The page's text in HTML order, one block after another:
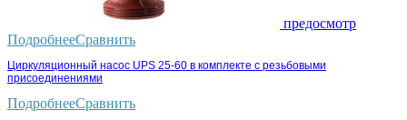
предосмотр
ПодробнееСравнить
Циркуляционный насос UPS 25-60 в комплекте с резьбовыми
присоединениями
ПодробнееСравнить